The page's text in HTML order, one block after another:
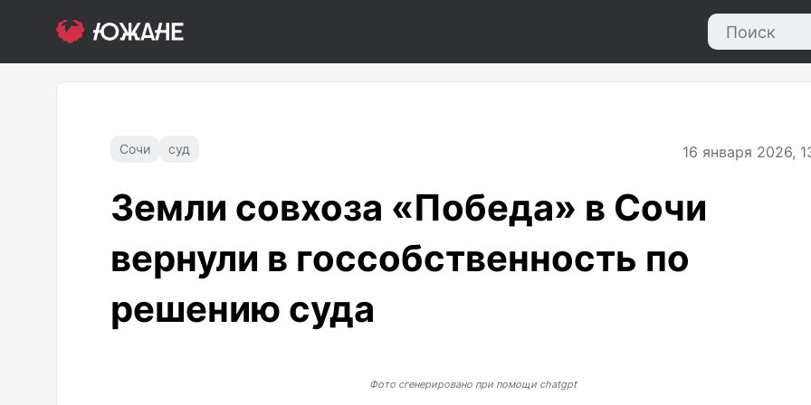
Сочи суд 16 января 2026,
Земли совхоза «Победа» в Сочи
вернули в госсобственность по
решению суда
Фото сгенерировано при помощи chatgpt